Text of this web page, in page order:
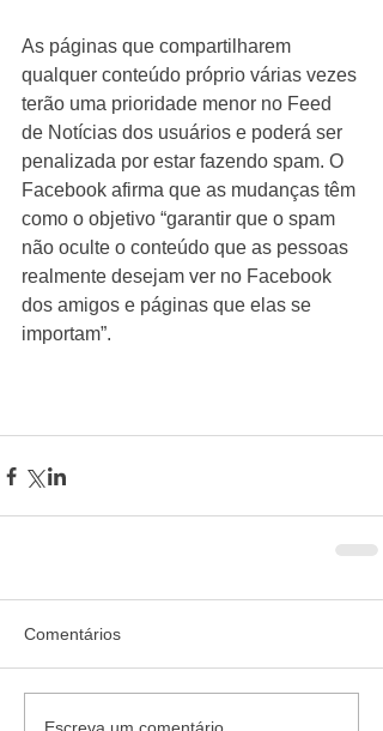
As páginas que compartilharem
qualquer conteúdo próprio várias vezes
terão uma prioridade menor no Feed
de Notícias dos usuários e poderá ser
penalizada por estar fazendo spam. O
Facebook afirma que as mudanças têm
como o objetivo “garantir que o spam
não oculte o conteúdo que as pessoas
realmente desejam ver no Facebook
dos amigos e páginas que elas se
importam”.
Comentários
Escreva um comentário